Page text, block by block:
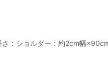
：ショルダー：約2cm幅